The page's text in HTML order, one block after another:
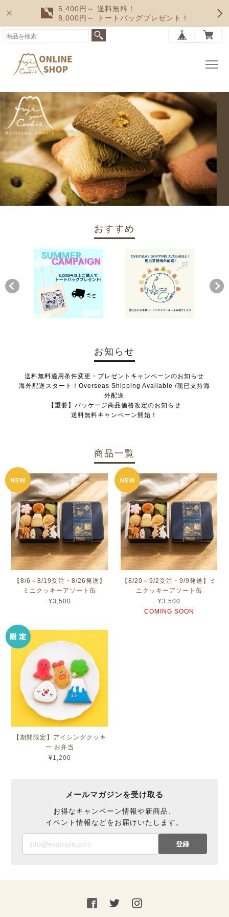
5,400円～ 送料無料！
8,000円～ トートバッグプレゼント！
おすすめ
お知らせ
送料無料適用条件変更・プレゼントキャンペーンのお知らせ
海外配送スタート！Overseas Shipping Available /现已支持海
外配送
【重要】パッケージ商品価格改定のお知らせ
送料無料キャンペーン開始！
商品一覧
【8/6～8/19受注・8/26発送】
ミニクッキーアソート缶
¥3,500
【8/20～9/2受注・9/9発送】ミ
ニクッキーアソート缶
¥3,500
COMING SOON
【期間限定】アイシングクッキ
ー お弁当
¥1,200
メールマガジンを受け取る
お得なキャンペーン情報や新商品、
イベント情報などをお届けいたします。
登録